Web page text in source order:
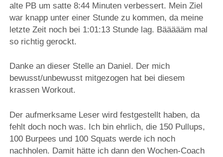
alte PB um satte 8:44 Minuten verbessert. Mein Ziel
war knapp unter einer Stunde zu kommen, da meine
letzte Zeit noch bei 1:01:13 Stunde lag. Bäääääm mal
so richtig gerockt.
Danke an dieser Stelle an Daniel. Der mich
bewusst/unbewusst mitgezogen hat bei diesem
krassen Workout.
Der aufmerksame Leser wird festgestellt haben, da
fehlt doch noch was. Ich bin ehrlich, die 150 Pullups,
100 Burpees und 100 Squats werde ich noch
nachholen. Damit hätte ich dann den Wochen-Coach